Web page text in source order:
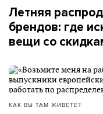
Летняя
брендов: где
вещи со
КАК ВЫ ТАМ ЖИВЕТЕ?